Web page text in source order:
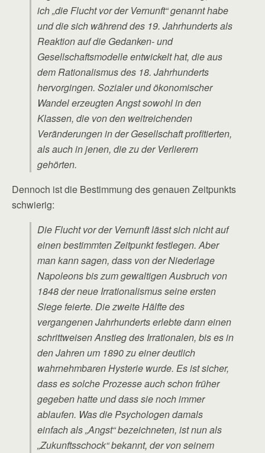
ich „die Flucht vor der Vernunft“ genannt habe
und die sich während des 19. Jahrhunderts als
Reaktion auf die Gedanken- und
Gesellschaftsmodelle entwickelt hat, die aus
dem Rationalismus des 18. Jahrhunderts
hervorgingen. Sozialer und ökonomischer
Wandel erzeugten Angst sowohl in den
Klassen, die von den weitreichenden
Veränderungen in der Gesellschaft profitierten,
als auch in jenen, die zu der Verlierern
gehörten.
Dennoch ist die Bestimmung des genauen Zeitpunkts
schwierig:
Die Flucht vor der Vernunft lässt sich nicht auf
einen bestimmten Zeitpunkt festlegen. Aber
man kann sagen, dass von der Niederlage
Napoleons bis zum gewaltigen Ausbruch von
1848 der neue Irrationalismus seine ersten
Siege feierte. Die zweite Hälfte des
vergangenen Jahrhunderts erlebte dann einen
schrittweisen Anstieg des Irrationalen, bis es in
den Jahren um 1890 zu einer deutlich
wahrnehmbaren Hysterie wurde. Es ist sicher,
dass es solche Prozesse auch schon früher
gegeben hatte und dass sie noch immer
ablaufen. Was die Psychologen damals
einfach als „Angst“ bezeichneten, ist nun als
„Zukunftsschock“ bekannt, der von seinem